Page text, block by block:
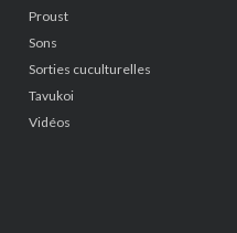
Proust
Sons
Sorties cuculturelles
Tavukoi
Vidéos